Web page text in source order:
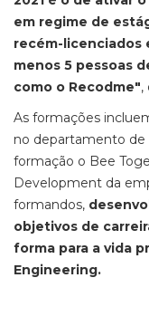
em regime de
recém-licenciados
menos 5 pessoas
como o Recodme",
As formações
no departamento de
formação o Bee
Development da
formandos,
objetivos de
forma para a vida
Engineering.